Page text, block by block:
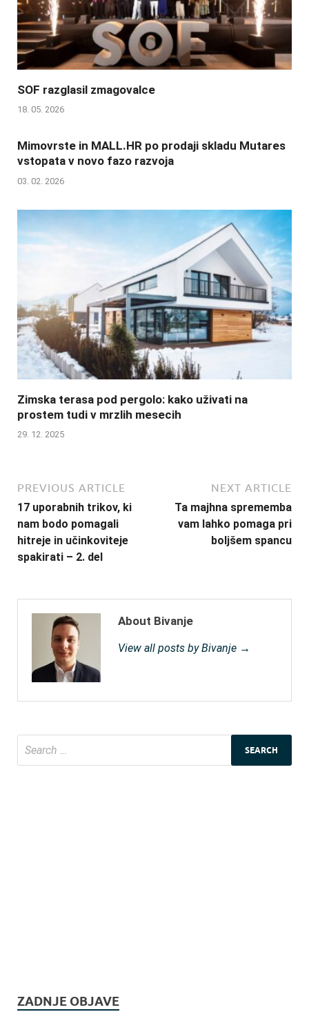
SOF razglasil zmagovalce
18. 05. 2026
Mimovrste in MALL.HR po prodaji skladu Mutares
vstopata v novo fazo razvoja
03. 02. 2026
Zimska terasa pod pergolo: kako uživati na
prostem tudi v mrzlih mesecih
29. 12. 2025
PREVIOUS ARTICLE
17 uporabnih trikov, ki
nam bodo pomagali
hitreje in učinkoviteje
spakirati – 2. del
NEXT ARTICLE
Ta majhna sprememba
vam lahko pomaga pri
boljšem spancu
About Bivanje
View all posts by Bivanje →
ZADNJE OBJAVE